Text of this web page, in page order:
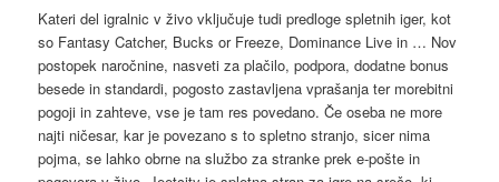
Kateri del igralnic v živo vključuje tudi predloge spletnih iger, kot
so Fantasy Catcher, Bucks or Freeze, Dominance Live in … Nov
postopek naročnine, nasveti za plačilo, podpora, dodatne bonus
besede in standardi, pogosto zastavljena vprašanja ter morebitni
pogoji in zahteve, vse je tam res povedano. Če oseba ne more
najti ničesar, kar je povezano s to spletno stranjo, sicer nima
pojma, se lahko obrne na službo za stranke prek e-pošte in